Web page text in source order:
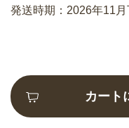
発送時期：2026年11
カート